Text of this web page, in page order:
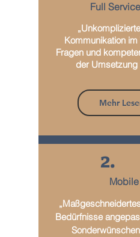
Full
Kommunikation
Fragen und
der Umsetzung
Mehr
2.
Bedürfnisse